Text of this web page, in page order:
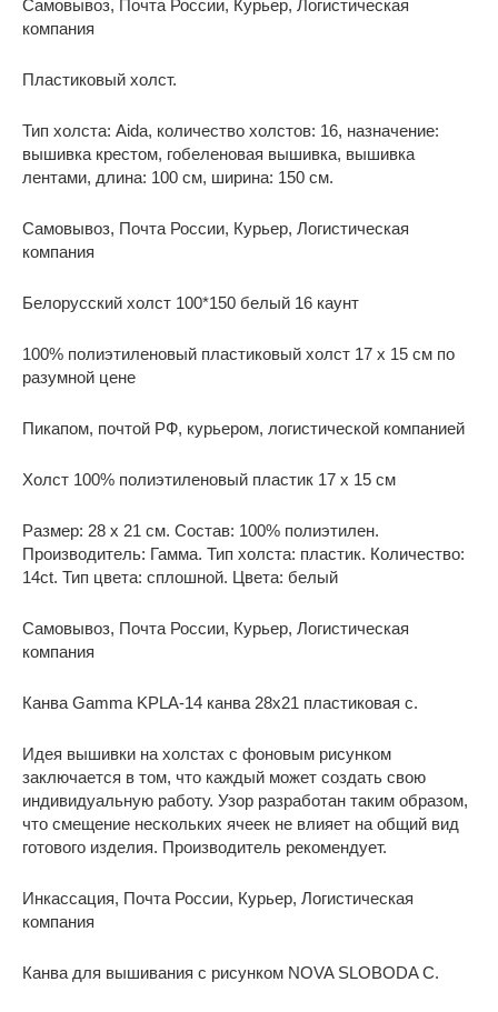
Самовывоз, Почта России, Курьер, Логистическая
компания
Пластиковый холст.
Тип холста: Aida, количество холстов: 16, назначение:
вышивка крестом, гобеленовая вышивка, вышивка
лентами, длина: 100 см, ширина: 150 см.
Самовывоз, Почта России, Курьер, Логистическая
компания
Белорусский холст 100*150 белый 16 каунт
100% полиэтиленовый пластиковый холст 17 x 15 см по
разумной цене
Пикапом, почтой РФ, курьером, логистической компанией
Холст 100% полиэтиленовый пластик 17 x 15 см
Размер: 28 x 21 см. Состав: 100% полиэтилен.
Производитель: Гамма. Тип холста: пластик. Количество:
14ct. Тип цвета: сплошной. Цвета: белый
Самовывоз, Почта России, Курьер, Логистическая
компания
Канва Gamma KPLA-14 канва 28х21 пластиковая с.
Идея вышивки на холстах с фоновым рисунком
заключается в том, что каждый может создать свою
индивидуальную работу. Узор разработан таким образом,
что смещение нескольких ячеек не влияет на общий вид
готового изделия. Производитель рекомендует.
Инкассация, Почта России, Курьер, Логистическая
компания
Канва для вышивания с рисунком NOVA SLOBODA C.